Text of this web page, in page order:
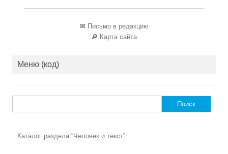
✉ Письмо в редакцию
🔎 Карта сайта
Меню (код)
Каталог раздела “Человек и текст”